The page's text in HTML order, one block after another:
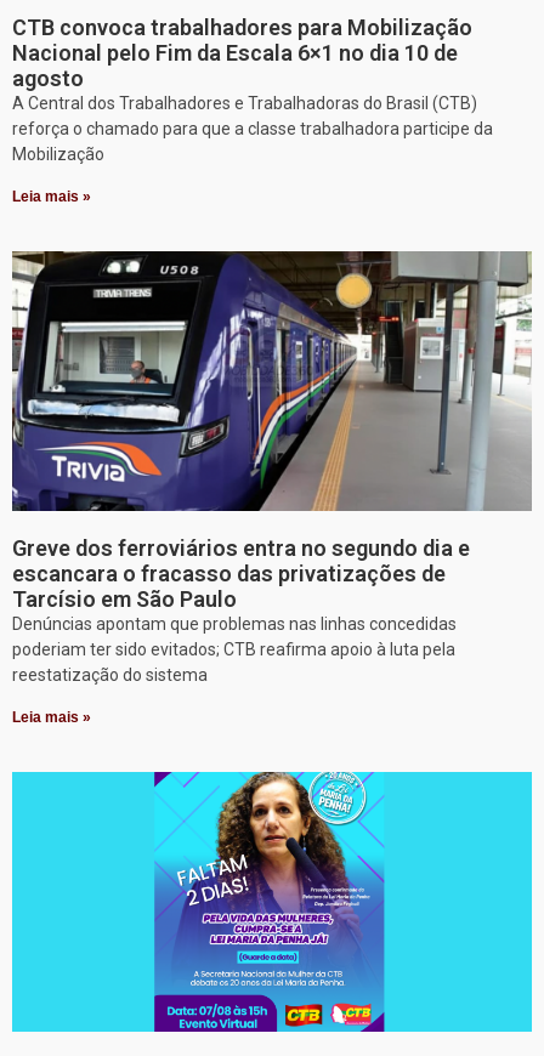
CTB convoca trabalhadores para Mobilização
Nacional pelo Fim da Escala 6×1 no dia 10 de
agosto
A Central dos Trabalhadores e Trabalhadoras do Brasil (CTB)
reforça o chamado para que a classe trabalhadora participe da
Mobilização
Leia mais »
Greve dos ferroviários entra no segundo dia e
escancara o fracasso das privatizações de
Tarcísio em São Paulo
Denúncias apontam que problemas nas linhas concedidas
poderiam ter sido evitados; CTB reafirma apoio à luta pela
reestatização do sistema
Leia mais »